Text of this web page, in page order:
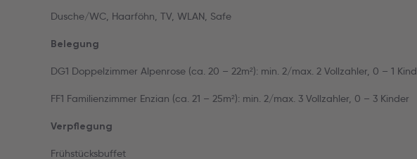
Dusche/WC, Haarföhn, TV, WLAN, Safe
Belegung
DG1 Doppelzimmer Alpenrose (ca. 20 – 22m²): min. 2/max. 2 Vollzahler, 0 – 1 Kind
FF1 Familienzimmer Enzian (ca. 21 – 25m²): min. 2/max. 3 Vollzahler, 0 – 3 Kinder
Verpflegung
Frühstücksbuffet